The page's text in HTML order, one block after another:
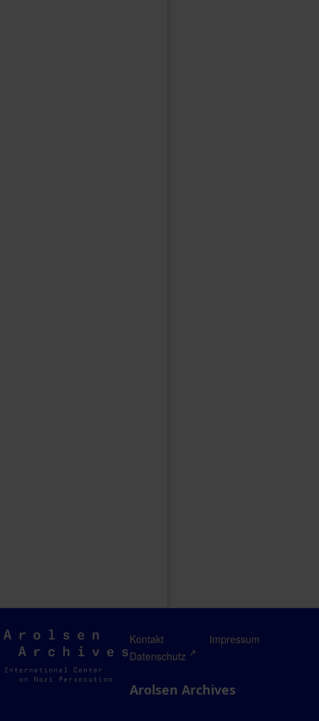
Arolsen
Archives
Kontakt
Impressum
Datenschutz
Arolsen Archives